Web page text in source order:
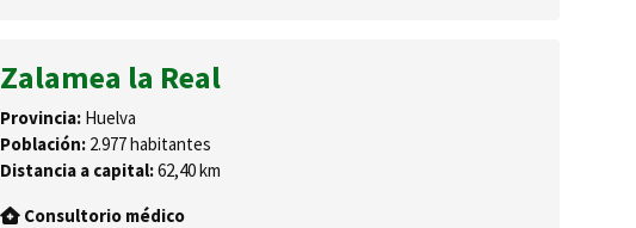
Zalamea la Real
Provincia:Huelva
Población:2.977 habitantes
Distancia a capital:62,40 km
Consultorio médico